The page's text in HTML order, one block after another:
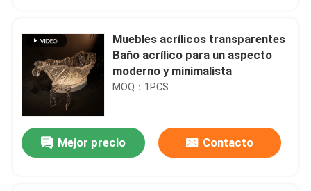
Muebles acrílicos transparentes
Baño acrílico para un aspecto
moderno y minimalista
MOQ：1PCS
Mejor precio Contacto